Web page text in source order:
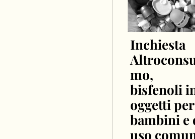
Inchiesta
mo,
bisfenoli
oggetti per
bambini e
uso